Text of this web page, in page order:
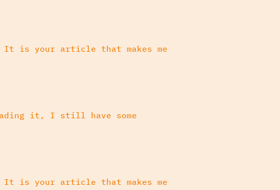
is your article that makes me
it, I still have some
is your article that makes me